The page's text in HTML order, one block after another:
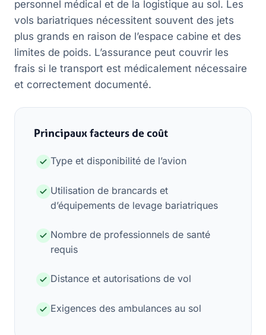
personnel médical et de la logistique au sol. Les
vols bariatriques nécessitent souvent des jets
plus grands en raison de l’espace cabine et des
limites de poids. L’assurance peut couvrir les
frais si le transport est médicalement nécessaire
et correctement documenté.
Principaux facteurs de coût
Type et disponibilité de l’avion
Utilisation de brancards et
d’équipements de levage bariatriques
Nombre de professionnels de santé
requis
Distance et autorisations de vol
Exigences des ambulances au sol